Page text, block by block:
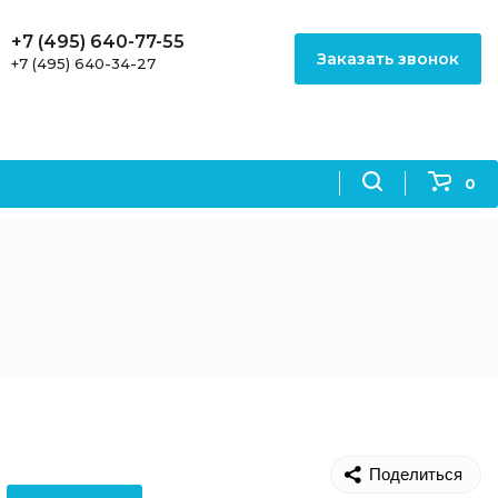
0
+7 (495) 640-77-55
+7 (495) 640-34-27 Заказать звонок
Поделиться